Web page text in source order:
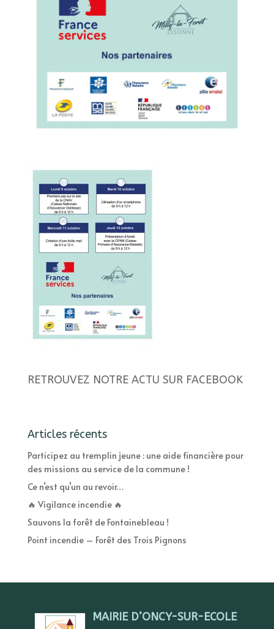
RETROUVEZ NOTRE ACTU SUR FACEBOOK
Articles récents
Participez au tremplin jeune : une aide financière pour
des missions au service de la commune !
Ce n’est qu’un au revoir…
🔥 Vigilance incendie 🔥
Sauvons la forêt de Fontainebleau !
Point incendie – Forêt des Trois Pignons
MAIRIE D’ONCY-SUR-ECOLE